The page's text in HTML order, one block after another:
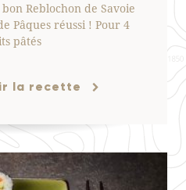
Reblochon de Savoie
Pâques réussi ! Pour 4
pâtés
la recette